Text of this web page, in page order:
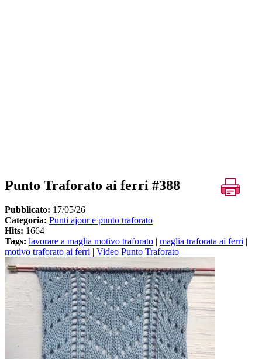
Punto Traforato ai ferri #388
Pubblicato: 17/05/26
Categoria: Punti ajour e punto traforato
Hits: 1664
Tags: lavorare a maglia motivo traforato maglia traforata ai ferri
motivo traforato ai ferri
Video Punto Traforato